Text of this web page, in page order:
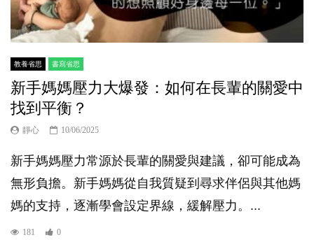
教養省思 書寫省思
新手媽媽壓力大爆發：如何在長輩的關愛中
找到平衡？
靜心 10/06/2025
新手媽媽壓力常源於長輩的關愛與建議，卻可能成為
無形負擔。新手媽媽從自我質疑到尋求伴侶與其他媽
媽的支持，逐漸學會設定界線，緩解壓力。...
181 0